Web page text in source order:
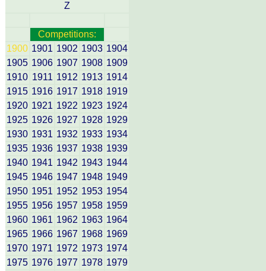
Z
Competitions:
1900 1901 1902 1903 1904
1905 1906 1907 1908 1909
1910 1911 1912 1913 1914
1915 1916 1917 1918 1919
1920 1921 1922 1923 1924
1925 1926 1927 1928 1929
1930 1931 1932 1933 1934
1935 1936 1937 1938 1939
1940 1941 1942 1943 1944
1945 1946 1947 1948 1949
1950 1951 1952 1953 1954
1955 1956 1957 1958 1959
1960 1961 1962 1963 1964
1965 1966 1967 1968 1969
1970 1971 1972 1973 1974
1975 1976 1977 1978 1979